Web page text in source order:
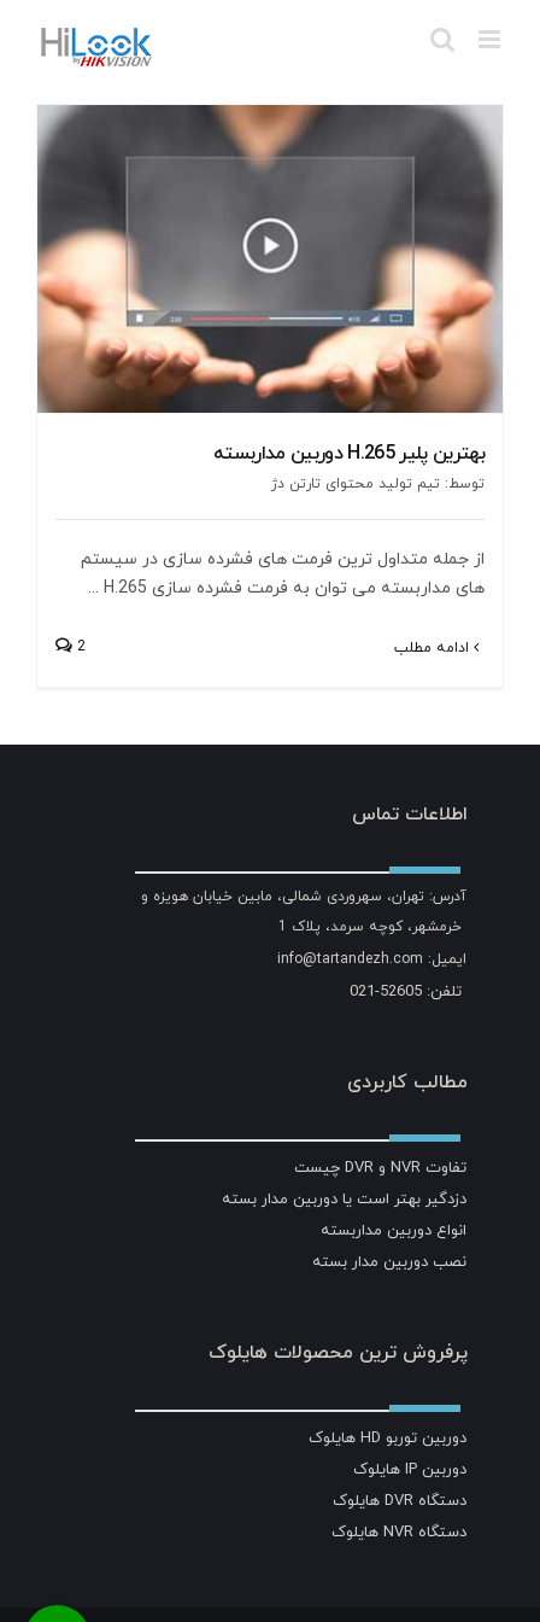
بهترین پلیر H.265 دوربین مداربسته
توسط: تیم تولید محتوای تارتن دژ
از جمله متداول ترین فرمت های فشرده سازی در سیستم
های مداربسته می توان به فرمت فشرده سازی H.265 ...
ادامه مطلب 2
اطلاعات تماس
آدرس: تهران، سهروردی شمالی، مابین خیابان هویزه و
خرمشهر، کوچه سرمد، پلاک 1
ایمیل: info@tartandezh.com
تلفن: 52605-021
مطالب کاربردی
تفاوت NVR و DVR چیست
دزدگیر بهتر است یا دوربین مدار بسته
انواع دوربین مداربسته
نصب دوربین مدار بسته
پرفروش ترین محصولات هایلوک
دوربین توربو HD هایلوک
دوربین IP هایلوک
دستگاه DVR هایلوک
دستگاه NVR هایلوک